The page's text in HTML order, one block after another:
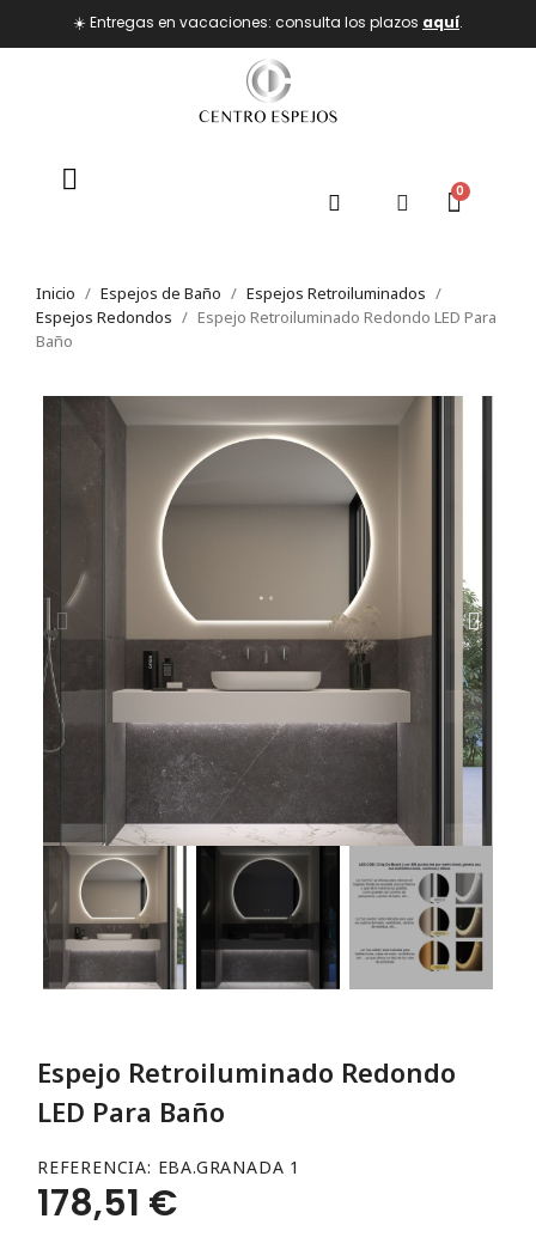
☀️ Entregas en vacaciones: consulta los plazos aquí.
Inicio Espejos de Baño
Espejos Retroiluminados
Espejos Redondos
Espejo Retroiluminado Redondo LED Para
Baño
Espejo Retroiluminado Redondo
LED Para Baño
REFERENCIA EBA.GRANADA 1
178,51 €